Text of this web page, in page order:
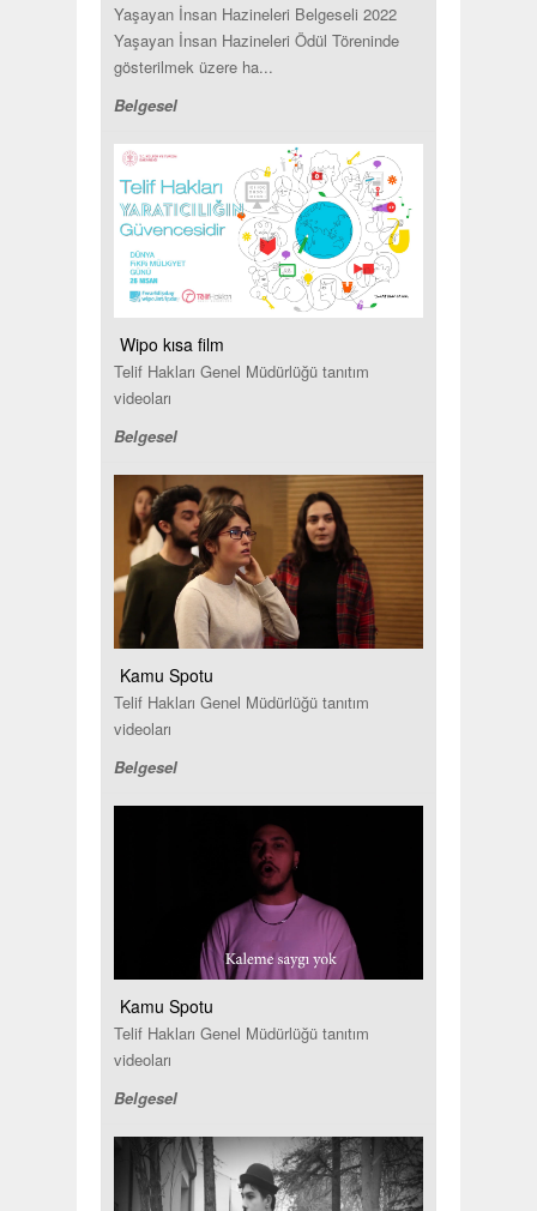
Yaşayan İnsan Hazineleri Belgeseli 2022
Yaşayan İnsan Hazineleri Ödül Töreninde
gösterilmek üzere ha...
Belgesel
Wipo kısa film
Telif Hakları Genel Müdürlüğü tanıtım
videoları
Belgesel
Kamu Spotu
Telif Hakları Genel Müdürlüğü tanıtım
videoları
Belgesel
Kamu Spotu
Telif Hakları Genel Müdürlüğü tanıtım
videoları
Belgesel